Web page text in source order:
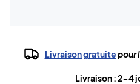
Livraison gratuitepour
Livraison : 2-4